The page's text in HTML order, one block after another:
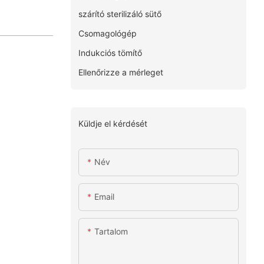
szárító sterilizáló sütő
Csomagológép
Indukciós tömítő
Ellenőrizze a mérleget
Küldje el kérdését
Név
Email
Tartalom